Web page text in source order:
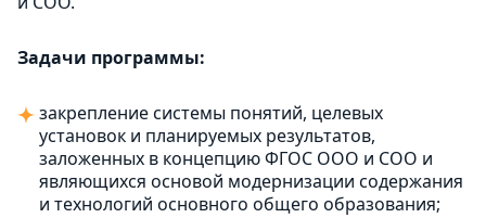
Задачи программы:
закрепление системы понятий, целевых
установок и планируемых результатов,
заложенных в концепцию ФГОС ООО и СОО и
являющихся основой модернизации содержания
и технологий основного общего образования;